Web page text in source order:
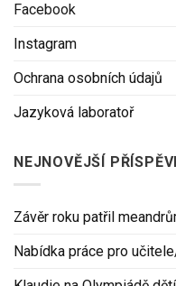
Facebook
Instagram
Ochrana osobních údajů
Jazyková laboratoř
NEJNOVĚJŠÍ
Závěr roku patřil
Nabídka práce pro